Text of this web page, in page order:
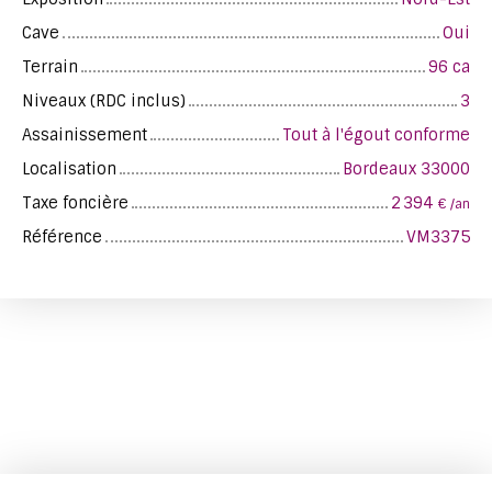
Cave
Oui
Terrain
96 ca
Niveaux (RDC inclus)
3
Assainissement
Tout à l'égout conforme
Localisation
Bordeaux 33000
Taxe foncière
2 394 € /an
Référence VM3375